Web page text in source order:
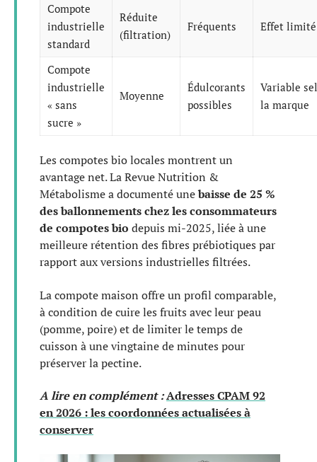
Compote
industrielle
standard
Réduite
(filtration)
Fréquents Effet limité
Compote
industrielle
« sans
sucre »
Moyenne
Édulcorants
possibles
Variable
la marque
Les compotes bio locales montrent un
avantage net. La Revue Nutrition &
Métabolisme a documenté unebaisse de 25 %
des ballonnements chez les consommateurs
de compotes bio depuis mi-2025, liée à une
meilleure rétention des fibres prébiotiques par
rapport aux versions industrielles filtrées.
La compote maison offre un profil comparable,
à condition de cuire les fruits avec leur peau
(pomme, poire) et de limiter le temps de
cuisson à une vingtaine de minutes pour
préserver la pectine.
A lire en complément :Adresses CPAM 92
en 2026 : les coordonnées actualisées à
conserver